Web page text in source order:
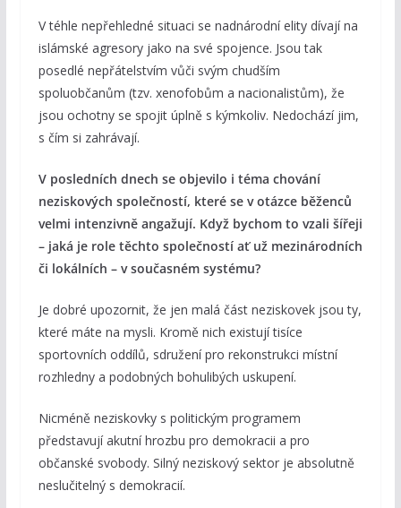
V téhle nepřehledné situaci se nadnárodní elity dívají na
islámské agresory jako na své spojence. Jsou tak
posedlé nepřátelstvím vůči svým chudším
spoluobčanům (tzv. xenofobům a nacionalistům), že
jsou ochotny se spojit úplně s kýmkoliv. Nedochází jim,
s čím si zahrávají.
V posledních dnech se objevilo i téma chování
neziskových společností, které se v otázce běženců
velmi intenzivně angažují. Když bychom to vzali šířeji
– jaká je role těchto společností ať už mezinárodních
či lokálních – v současném systému?
Je dobré upozornit, že jen malá část neziskovek jsou ty,
které máte na mysli. Kromě nich existují tisíce
sportovních oddílů, sdružení pro rekonstrukci místní
rozhledny a podobných bohulibých uskupení.
Nicméně neziskovky s politickým programem
představují akutní hrozbu pro demokracii a pro
občanské svobody. Silný neziskový sektor je absolutně
neslučitelný s demokracií.